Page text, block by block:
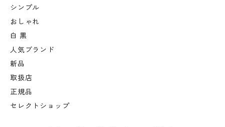
シンプル
おしゃれ
白 黒
人気ブランド
新品
取扱店
正規品
セレクトショップ